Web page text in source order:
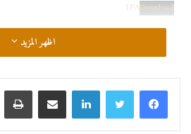
LPADownload
اظهر المزيد
لينكدإن مشاركة عبر البريد